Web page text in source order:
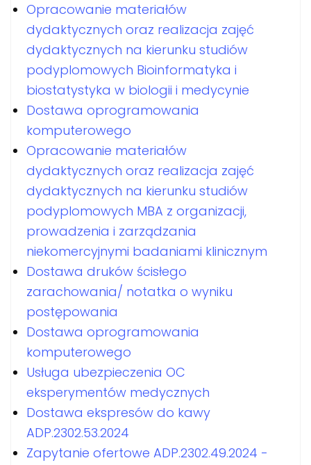
Opracowanie materiałów
dydaktycznych oraz realizacja zajęć
dydaktycznych na kierunku studiów
podyplomowych Bioinformatyka i
biostatystyka w biologii i medycynie
Dostawa oprogramowania
komputerowego
Opracowanie materiałów
dydaktycznych oraz realizacja zajęć
dydaktycznych na kierunku studiów
podyplomowych MBA z organizacji,
prowadzenia i zarządzania
niekomercyjnymi badaniami klinicznym
Dostawa druków ścisłego
zarachowania/ notatka o wyniku
postępowania
Dostawa oprogramowania
komputerowego
Usługa ubezpieczenia OC
eksperymentów medycznych
Dostawa ekspresów do kawy
ADP.2302.53.2024
Zapytanie ofertowe ADP.2302.49.2024 -